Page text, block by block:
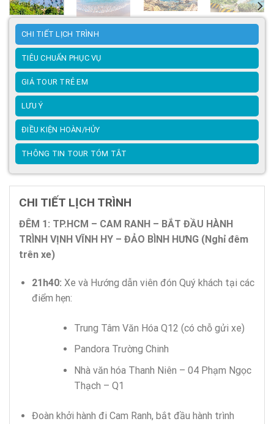
CHI TIẾT LỊCH TRÌNH
TIÊU CHUẨN PHỤC VỤ
GIÁ TOUR TRẺ EM
LƯU Ý
ĐIỀU KIỆN HOÀN/HỦY
THÔNG TIN TOUR TÓM TẮT
CHI TIẾT LỊCH TRÌNH
ĐÊM 1: TP.HCM – CAM RANH – BẮT ĐẦU HÀNH
TRÌNH VỊNH VĨNH HY – ĐẢO BÌNH HƯNG (Nghỉ đêm
trên xe)
21h40: Xe và Hướng dẫn viên đón Quý khách tại các
điểm hẹn:
Trung Tâm Văn Hóa Q12 (có chỗ gửi xe)
Pandora Trường Chinh
Nhà văn hóa Thanh Niên – 04 Phạm Ngọc
Thạch – Q1
Đoàn khởi hành đi Cam Ranh, bắt đầu hành trình